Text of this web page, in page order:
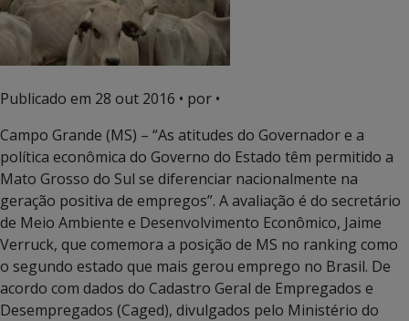
Publicado em 28 out 2016 • por •
Campo Grande (MS) – “As atitudes do Governador e a
política econômica do Governo do Estado têm permitido a
Mato Grosso do Sul se diferenciar nacionalmente na
geração positiva de empregos”. A avaliação é do secretário
de Meio Ambiente e Desenvolvimento Econômico, Jaime
Verruck, que comemora a posição de MS no ranking como
o segundo estado que mais gerou emprego no Brasil. De
acordo com dados do Cadastro Geral de Empregados e
Desempregados (Caged), divulgados pelo Ministério do